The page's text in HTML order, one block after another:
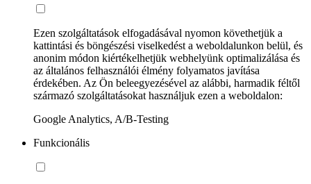
Ezen szolgáltatások elfogadásával nyomon követhetjük a
kattintási és böngészési viselkedést a weboldalunkon belül, és
anonim módon kiértékelhetjük webhelyünk optimalizálása és
az általános felhasználói élmény folyamatos javítása
érdekében. Az Ön beleegyezésével az alábbi, harmadik féltől
származó szolgáltatásokat használjuk ezen a weboldalon:
Google Analytics, A/B-Testing
Funkcionális